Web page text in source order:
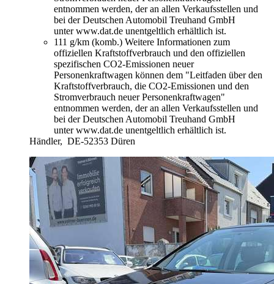
entnommen werden, der an allen Verkaufsstellen und
bei der Deutschen Automobil Treuhand GmbH
unter www.dat.de unentgeltlich erhältlich ist.
111 g/km (komb.) Weitere Informationen zum
offiziellen Kraftstoffverbrauch und den offiziellen
spezifischen CO2-Emissionen neuer
Personenkraftwagen können dem "Leitfaden über den
Kraftstoffverbrauch, die CO2-Emissionen und den
Stromverbrauch neuer Personenkraftwagen"
entnommen werden, der an allen Verkaufsstellen und
bei der Deutschen Automobil Treuhand GmbH
unter www.dat.de unentgeltlich erhältlich ist.
Händler, DE-52353 Düren